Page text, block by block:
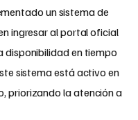
un sistema de
ingresar al portal oficial
disponibilidad en tiempo
sistema está activo en
priorizando la atención a